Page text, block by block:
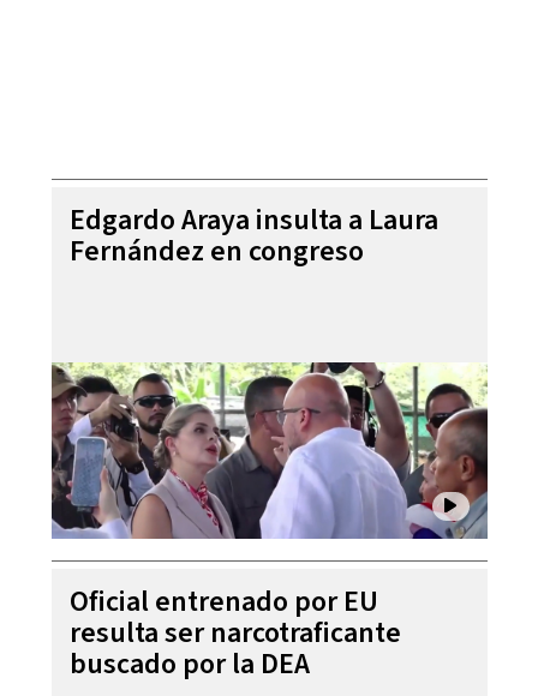
Edgardo Araya insulta a Laura
Fernández en congreso
Oficial entrenado por EU
resulta ser narcotraficante
buscado por la DEA